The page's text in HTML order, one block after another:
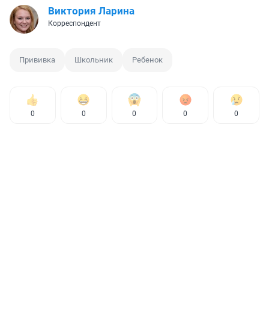
Виктория Ларина
Корреспондент
Прививка Школьник Ребенок
0 0 0 0 0